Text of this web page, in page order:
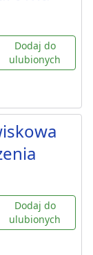
Dodaj do
ulubionych
Dodaj do
ulubionych